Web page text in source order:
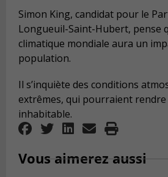
Simon King, candidat pour le
Longueuil-Saint-Hubert, pense
climatique mondiale aura un
population.
Il s’inquiète des conditions
extrêmes, qui pourraient rendre
inhabitable.
Vous aimerez aussi